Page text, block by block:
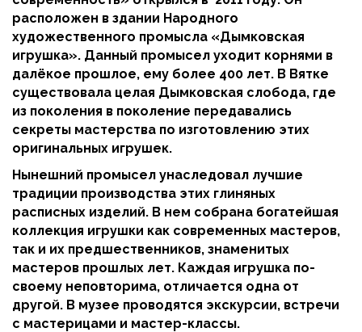
расположен в здании Народного
художественного промысла «Дымковская
игрушка». Данный промысел уходит корнями в
далёкое прошлое, ему более 400 лет. В Вятке
существовала целая Дымковская слобода, где
из поколения в поколение передавались
секреты мастерства по изготовлению этих
оригинальных игрушек.
Нынешний промысел унаследовал лучшие
традиции производства этих глиняных
расписных изделий. В нем собрана богатейшая
коллекция игрушки как современных мастеров,
так и их предшественников, знаменитых
мастеров прошлых лет. Каждая игрушка по-
своему неповторима, отличается одна от
другой. В музее проводятся экскурсии, встречи
с мастерицами и мастер-классы.